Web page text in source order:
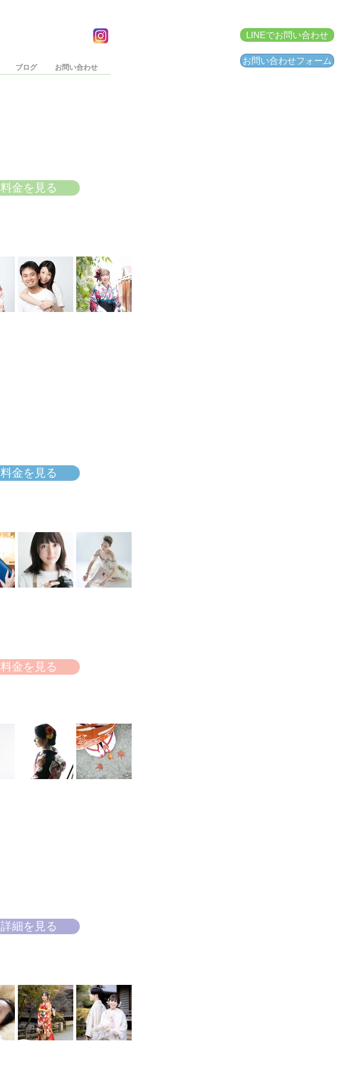
お問い合わせフォーム
LINEでお問い合わせ
ブログ お問い合わせ
料金を見る
料金を見る
料金を見る
詳細を見る